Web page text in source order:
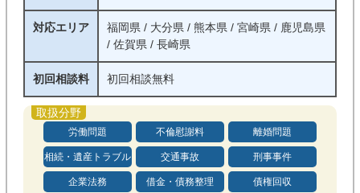
休日相談可能 夜間対応可能
メール相談可能 後払い可能
対応エリア
福岡県 / 大分県 / 熊本県 / 宮崎県 / 鹿児島県
/ 佐賀県 / 長崎県
初回相談料 初回相談無料
労働問題 不倫慰謝料 離婚問題
相続・遺産トラブル 交通事故 刑事事件
企業法務 借金・債務整理 債権回収